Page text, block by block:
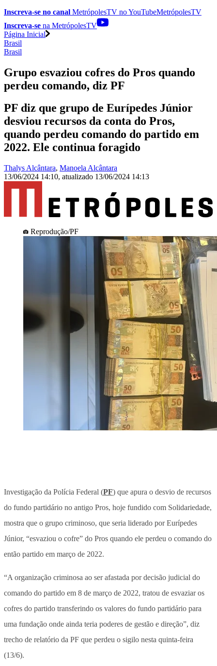
Inscreva-se no canal MetrópolesTV noYouTubeMetrópolesTV
Inscreva-se na MetrópolesTV
Página Inicial
Brasil
Brasil
Grupo esvaziou cofres do Pros quando
perdeu comando, diz PF
PF diz que grupo de Eurípedes Júnior
desviou recursos da conta do Pros,
quando perdeu comando do partido em
2022. Ele continua foragido
Thalys Alcântara, Manoela Alcântara
13/06/2024 14:10, atualizado 13/06/2024 14:13
Reprodução/PF
Investigação da Polícia Federal (PF) que apura o desvio de recursos
do fundo partidário no antigo Pros, hoje fundido com Solidariedade,
mostra que o grupo criminoso, que seria liderado por Eurípedes
Júnior, “esvaziou o cofre” do Pros quando ele perdeu o comando do
então partido em março de 2022.
“A organização criminosa ao ser afastada por decisão judicial do
comando do partido em 8 de março de 2022, tratou de esvaziar os
cofres do partido transferindo os valores do fundo partidário para
uma fundação onde ainda teria poderes de gestão e direção”, diz
trecho de relatório da PF que perdeu o sigilo nesta quinta-feira
(13/6).